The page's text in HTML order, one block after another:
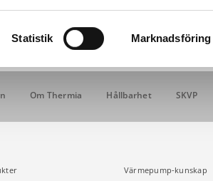
Statistik Marknadsföring
med fjärrkontrollen.
Om Thermia Hållbarhet SKVP
Värmepump-kunskap